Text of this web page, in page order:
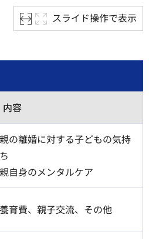
スライド操作で表示
内容
親の離婚に対する子どもの気持
ち
親自身のメンタルケア
養育費、親子交流、その他